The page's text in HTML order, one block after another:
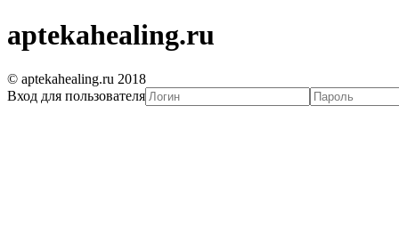
aptekahealing.ru
© aptekahealing.ru 2018
Вход для пользователя